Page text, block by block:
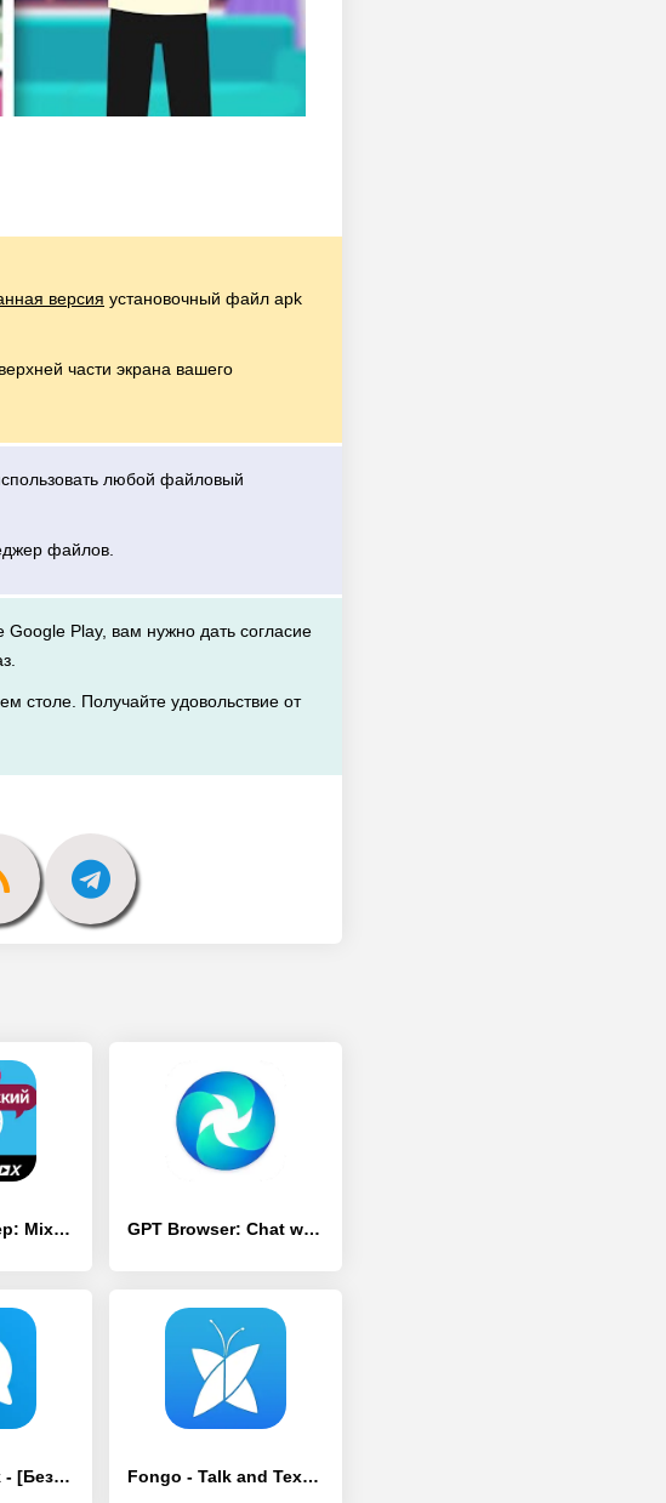
версия установочный файл apk
части экрана вашего
любой файловый
файлов.
Google Play, вам нужно дать согласие
столе. Получайте удовольствие от
Chat AI Браузер: MixerBox - [Премиум версия] GPT Browser: Chat with GPT AI - [Премиум версия]
Nextcloud Talk - [Без рекламы] Fongo - Talk and Text Freely - [Без рекламы]